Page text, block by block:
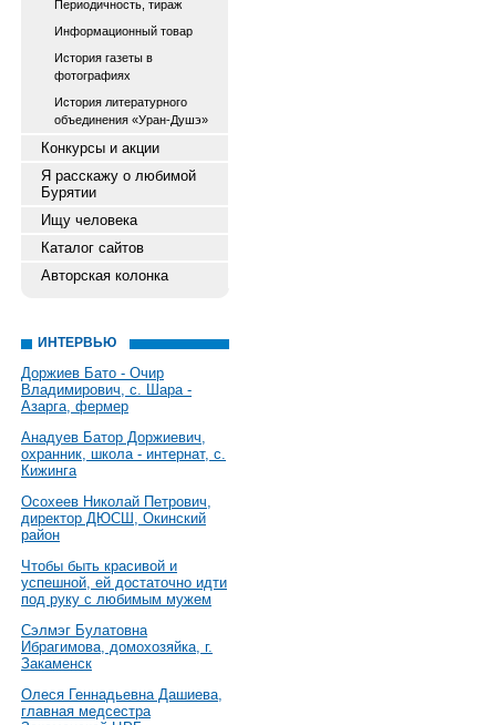
Периодичность, тираж
Информационный товар
История газеты в
фотографиях
История литературного
объединения «Уран-Душэ»
Конкурсы и акции
Я расскажу о любимой
Бурятии
Ищу человека
Каталог сайтов
Авторская колонка
ИНТЕРВЬЮ
Доржиев Бато - Очир
Владимирович, с. Шара -
Азарга, фермер
Анадуев Батор Доржиевич,
охранник, школа - интернат, с.
Кижинга
Осохеев Николай Петрович,
директор ДЮСШ, Окинский
район
Чтобы быть красивой и
успешной, ей достаточно идти
под руку с любимым мужем
Сэлмэг Булатовна
Ибрагимова, домохозяйка, г.
Закаменск
Олеся Геннадьевна Дашиева,
главная медсестра